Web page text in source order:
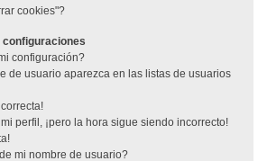
cookies"?
configuración?
de usuario aparezca en las listas de usuarios
perfil, ¡pero la hora sigue siendo incorrecto!
mi nombre de usuario?